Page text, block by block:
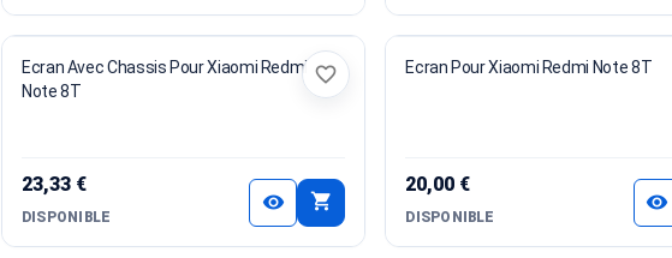
Ecran Avec Chassis Pour Xiaomi Redmi
Note 8T
23,33 €
DISPONIBLE
visibility shopping_cart
favorite_border Ecran Pour Xiaomi Redmi Note 8T
20,00 €
DISPONIBLE
visibility